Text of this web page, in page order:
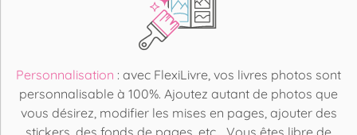
Personnalisation : avec FlexiLivre, vos livres photos sont
personnalisable à 100%. Ajoutez autant de photos que
vous désirez, modifier les mises en pages, ajouter des